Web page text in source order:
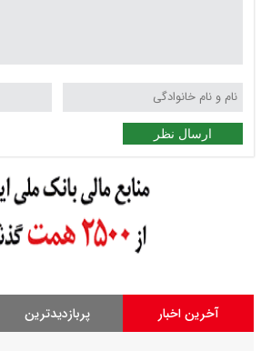
ارسال نظر
آخرین اخبار پربازدیدترین